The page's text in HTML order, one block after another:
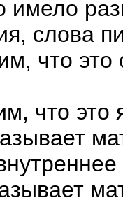
слова
что это
что это